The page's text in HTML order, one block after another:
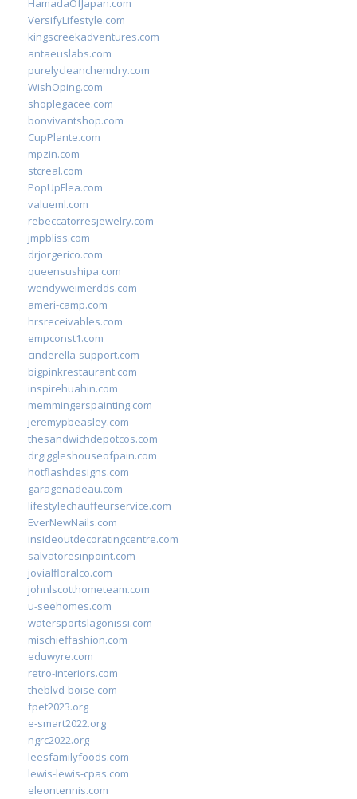
HamadaOfJapan.com
VersifyLifestyle.com
kingscreekadventures.com
antaeuslabs.com
purelycleanchemdry.com
WishOping.com
shoplegacee.com
bonvivantshop.com
CupPlante.com
mpzin.com
stcreal.com
PopUpFlea.com
valueml.com
rebeccatorresjewelry.com
jmpbliss.com
drjorgerico.com
queensushipa.com
wendyweimerdds.com
ameri-camp.com
hrsreceivables.com
empconst1.com
cinderella-support.com
bigpinkrestaurant.com
inspirehuahin.com
memmingerspainting.com
jeremypbeasley.com
thesandwichdepotcos.com
drgiggleshouseofpain.com
hotflashdesigns.com
garagenadeau.com
lifestylechauffeurservice.com
EverNewNails.com
insideoutdecoratingcentre.com
salvatoresinpoint.com
jovialfloralco.com
johnlscotthometeam.com
u-seehomes.com
watersportslagonissi.com
mischieffashion.com
eduwyre.com
retro-interiors.com
theblvd-boise.com
fpet2023.org
e-smart2022.org
ngrc2022.org
leesfamilyfoods.com
lewis-lewis-cpas.com
eleontennis.com